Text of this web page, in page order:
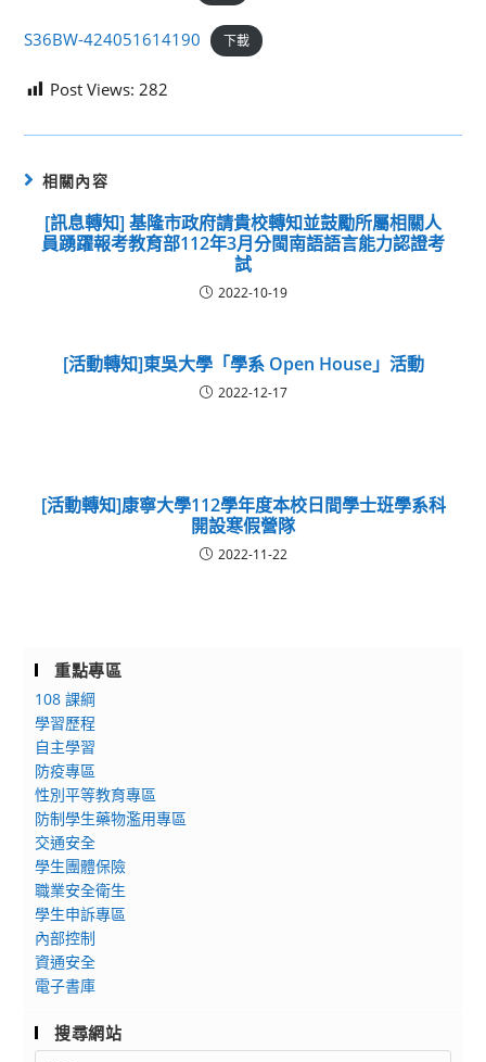
S36BW-424051614190 下載
Post Views: 282
相關內容
[訊息轉知] 基隆市政府請貴校轉知並鼓勵所屬相關人
員踴躍報考教育部112年3月分閩南語語言能力認證考
試
2022-10-19
[活動轉知]東吳大學「學系 Open House」活動
2022-12-17
[活動轉知]康寧大學112學年度本校日間學士班學系科
開設寒假營隊
2022-11-22
重點專區
108 課綱
學習歷程
自主學習
防疫專區
性別平等教育專區
防制學生藥物濫用專區
交通安全
學生團體保險
職業安全衛生
學生申訴專區
內部控制
資通安全
電子書庫
搜尋網站